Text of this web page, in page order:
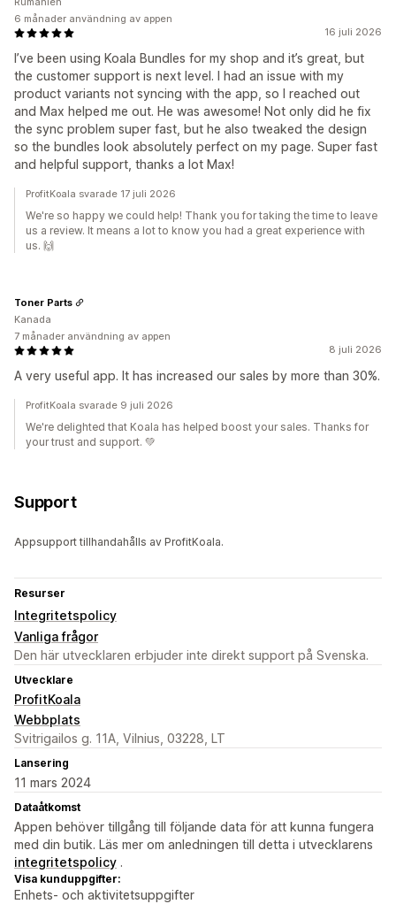
16 juli 2026
I’ve been using Koala Bundles for my shop and it’s great, but
the customer support is next level. I had an issue with my
product variants not syncing with the app, so I reached out
and Max helped me out. He was awesome! Not only did he fix
the sync problem super fast, but he also tweaked the design
so the bundles look absolutely perfect on my page. Super fast
and helpful support, thanks a lot Max!
6 månader användning av appen
ProfitKoala svarade 17 juli 2026
We're so happy we could help! Thank you for taking the time to leave
us a review. It means a lot to know you had a great experience with
us. 🙌
8 juli 2026
A very useful app. It has increased our sales by more than 30%.
Toner Parts
Kanada
7 månader användning av appen
ProfitKoala svarade 9 juli 2026
We're delighted that Koala has helped boost your sales. Thanks for
your trust and support. 💚
Support
Appsupport tillhandahålls av ProfitKoala.
Resurser
Integritetspolicy
Vanliga frågor
Den här utvecklaren erbjuder inte direkt support på Svenska.
Utvecklare
ProfitKoala
Webbplats
Svitrigailos g. 11A, Vilnius, 03228, LT
Lansering
11 mars 2024
Dataåtkomst
Appen behöver tillgång till följande data för att kunna fungera
med din butik. Läs mer om anledningen till detta i utvecklarens
integritetspolicy .
Visa kunduppgifter:
Enhets- och aktivitetsuppgifter